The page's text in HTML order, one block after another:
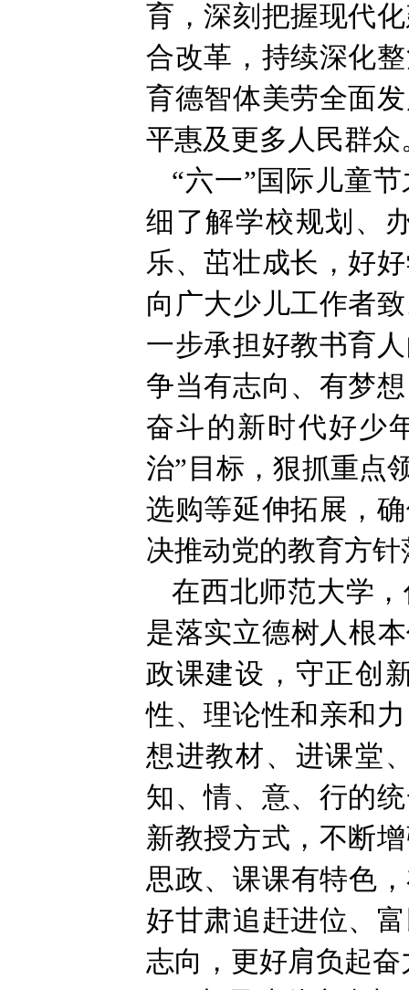
育，深刻把握现代
合改革，持续深化
育德智体美劳全面
平惠及更多人民群众
“六一”国际儿童
细了解学校规划、
乐、茁壮成长，好
向广大少儿工作者
一步承担好教书育
争当有志向、有梦
奋斗的新时代好少
治”目标，狠抓重点
选购等延伸拓展，
决推动党的教育方
在西北师范大学
是落实立德树人根
政课建设，守正创
性、理论性和亲和
想进教材、进课堂
知、情、意、行的
新教授方式，不断
思政、课课有特色
好甘肃追赶进位、
志向，更好肩负起